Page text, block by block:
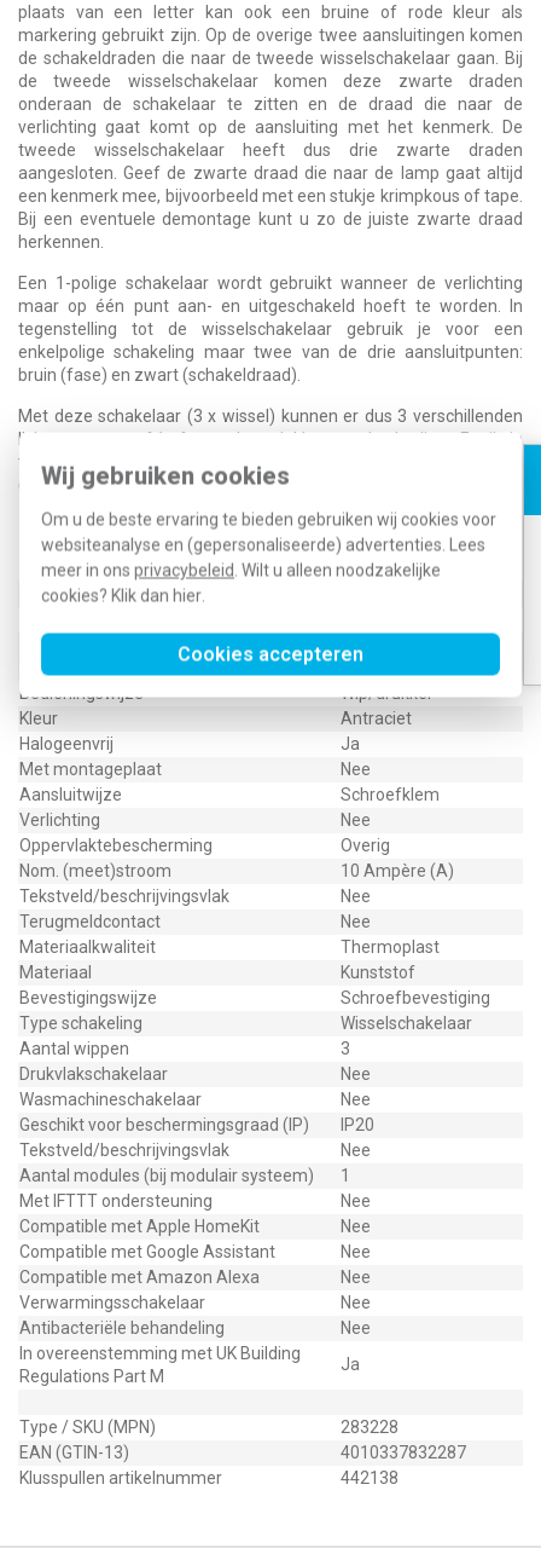
Wij gebruiken cookies
Om u de beste ervaring te bieden gebruiken wij cookies voor
websiteanalyse en (gepersonaliseerde) advertenties. Lees
meer in ons privacybeleid . Wilt u alleen noodzakelijke
cookies? Klik dan hier
Cookies accepteren
plaats van een letter kan ook een bruine of rode kleur als
markering gebruikt zijn. Op de overige twee aansluitingen komen
de schakeldraden die naar de tweede wisselschakelaar gaan. Bij
de tweede wisselschakelaar komen deze zwarte draden
onderaan de schakelaar te zitten en de draad die naar de
verlichting gaat komt op de aansluiting met het kenmerk. De
tweede wisselschakelaar heeft dus drie zwarte draden
aangesloten. Geef de zwarte draad die naar de lamp gaat altijd
een kenmerk mee, bijvoorbeeld met een stukje krimpkous of tape.
Bij een eventuele demontage kunt u zo de juiste zwarte draad
herkennen.
Een 1-polige schakelaar wordt gebruikt wanneer de verlichting
maar op één punt aan- en uitgeschakeld hoeft te worden. In
tegenstelling tot de wisselschakelaar gebruik je voor een
enkelpolige schakeling maar twee van de drie aansluitpunten:
bruin (fase) en zwart (schakeldraad).
Met deze schakelaar (3 x wissel) kunnen er dus 3 verschillenden
lichtpunten vanaf 1 of meerdere plekken worden bedient. Er zijn in
totaal 9 aansluitpunten, 3 x fase (bruin) en 6 x schakeldraad
(zwart).
Technische specificaties
Specificatie
Waarde
Nom. spanning
adapterplaat
Bedieningswijze
Wip/drukker
Kleur
Antraciet
Halogeenvrij
Ja
Met montageplaat
Nee
Aansluitwijze
Schroefklem
Verlichting
Nee
Oppervlaktebescherming
Overig
Nom. (meet)stroom
10 Ampère (A)
Tekstveld/beschrijvingsvlak
Nee
Terugmeldcontact
Nee
Materiaalkwaliteit
Thermoplast
Materiaal
Kunststof
Bevestigingswijze
Schroefbevestiging
Type schakeling
Wisselschakelaar
Aantal wippen
3
Drukvlakschakelaar
Nee
Wasmachineschakelaar
Nee
Geschikt voor beschermingsgraad (IP)
IP20
Tekstveld/beschrijvingsvlak
Nee
Aantal modules (bij modulair systeem)
1
Met IFTTT ondersteuning
Nee
Compatible met Apple HomeKit
Nee
Compatible met Google Assistant
Nee
Compatible met Amazon Alexa
Nee
Verwarmingsschakelaar
Nee
Antibacteriële behandeling
Nee
In overeenstemming met UK Building
Regulations Part M
Ja
Type / SKU (MPN)
283228
EAN (GTIN-13)
4010337832287
Klusspullen artikelnummer
442138